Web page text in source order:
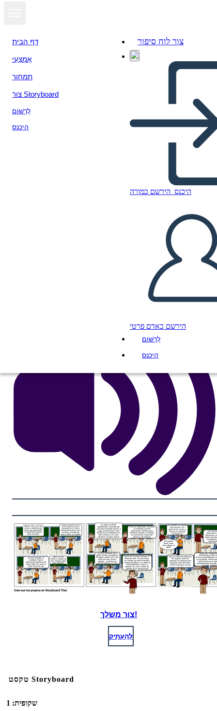
דף הבית
אֶמְצָעִי
תמחור
צור Storyboard
לִרְשׁוֹם
היכנס
צור לוח סיפור
היכנס הירשם כמורה
הירשם כאדם פרטי
לִרְשׁוֹם
היכנס
צור משלך!
לְהַעְתִיק
טקסט Storyboard
שקופית: 1